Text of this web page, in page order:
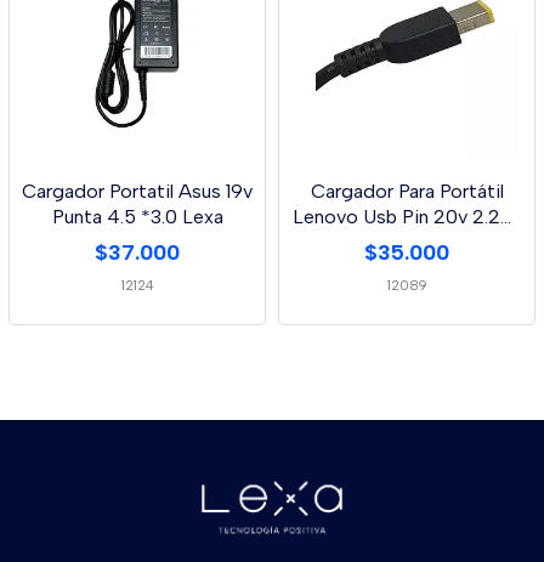
Cargador Portatil Asus 19v
Punta 4.5 *3.0 Lexa
$37.000
12124
Cargador Para Portátil
Lenovo Usb Pin 20v 2.25a
Usb Pin 45w
$35.000
12089